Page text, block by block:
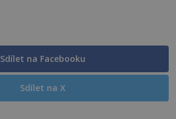
Sdílet na Facebooku
Sdílet na X